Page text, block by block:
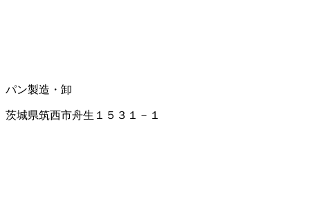
パン製造・卸
茨城県筑西市舟生１５３１－１